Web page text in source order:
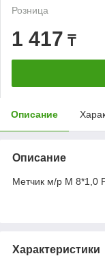
Розница
1 417 ₸
Описание
Описание
Метчик м/р М 8*1,0
Характеристики